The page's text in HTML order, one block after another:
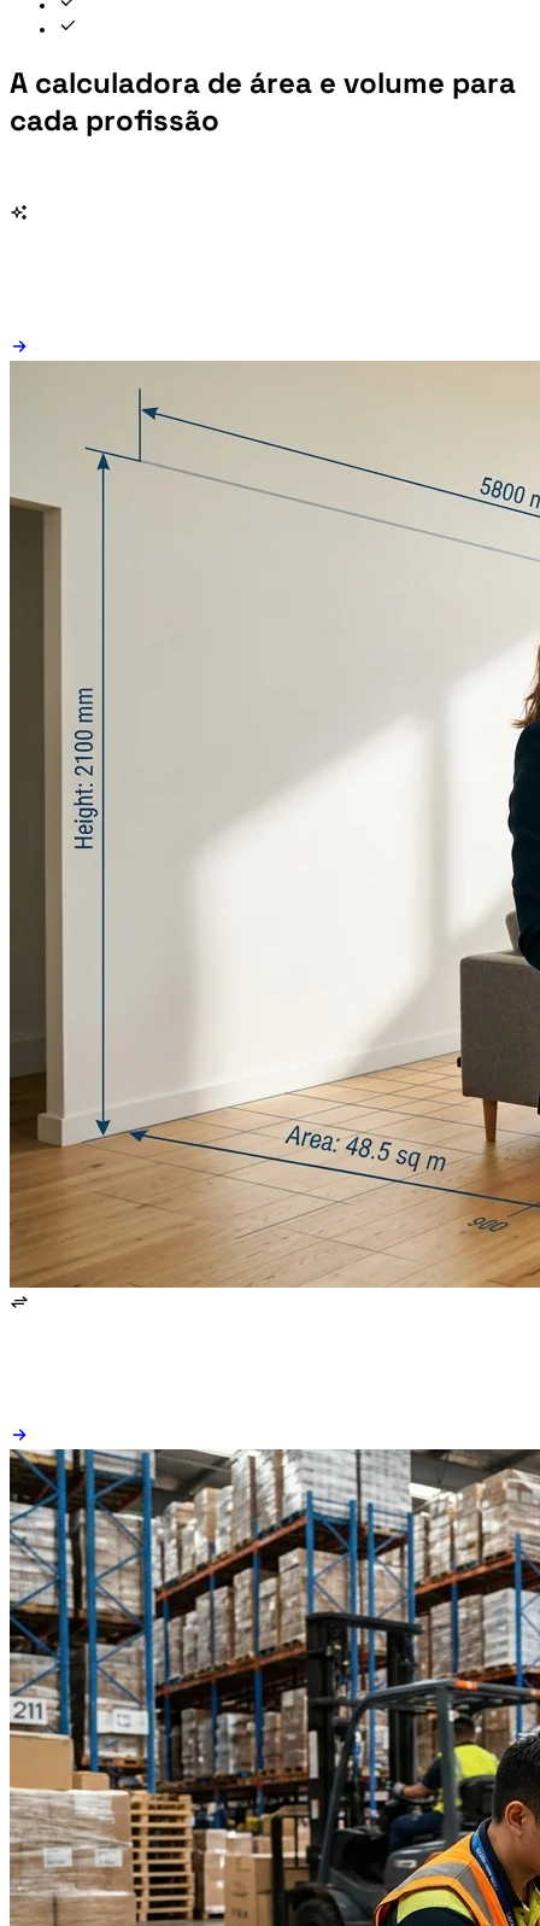
A calculadora de área e volume para
cada profissão